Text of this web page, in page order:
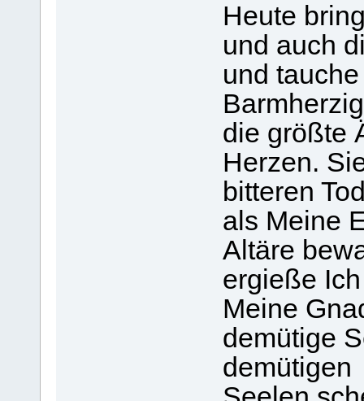
Heute
und auch
und
die größte
Herzen.
bitteren
als Meine
Altäre
ergieße
Meine
demütige
demütigen